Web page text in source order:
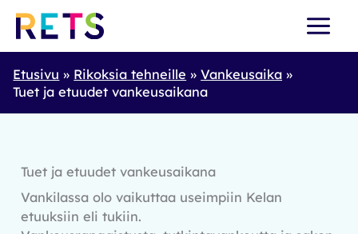
Skip
Etusivu
Rikoksia tehneille
Vankeusaika
Tuet ja etuudet vankeusaikana
Tuet ja etuudet vankeusaikana
Vankilassa olo vaikuttaa useimpiin Kelan
etuuksiin eli tukiin.